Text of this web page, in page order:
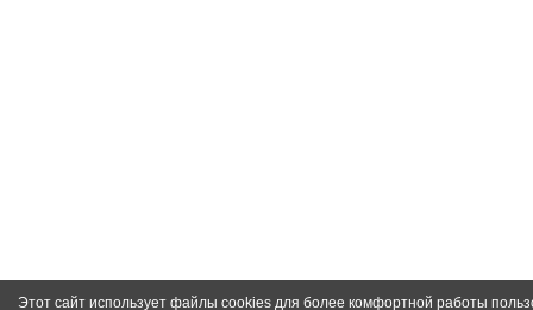
Этот сайт использует файлы cookies для более комфортной работы